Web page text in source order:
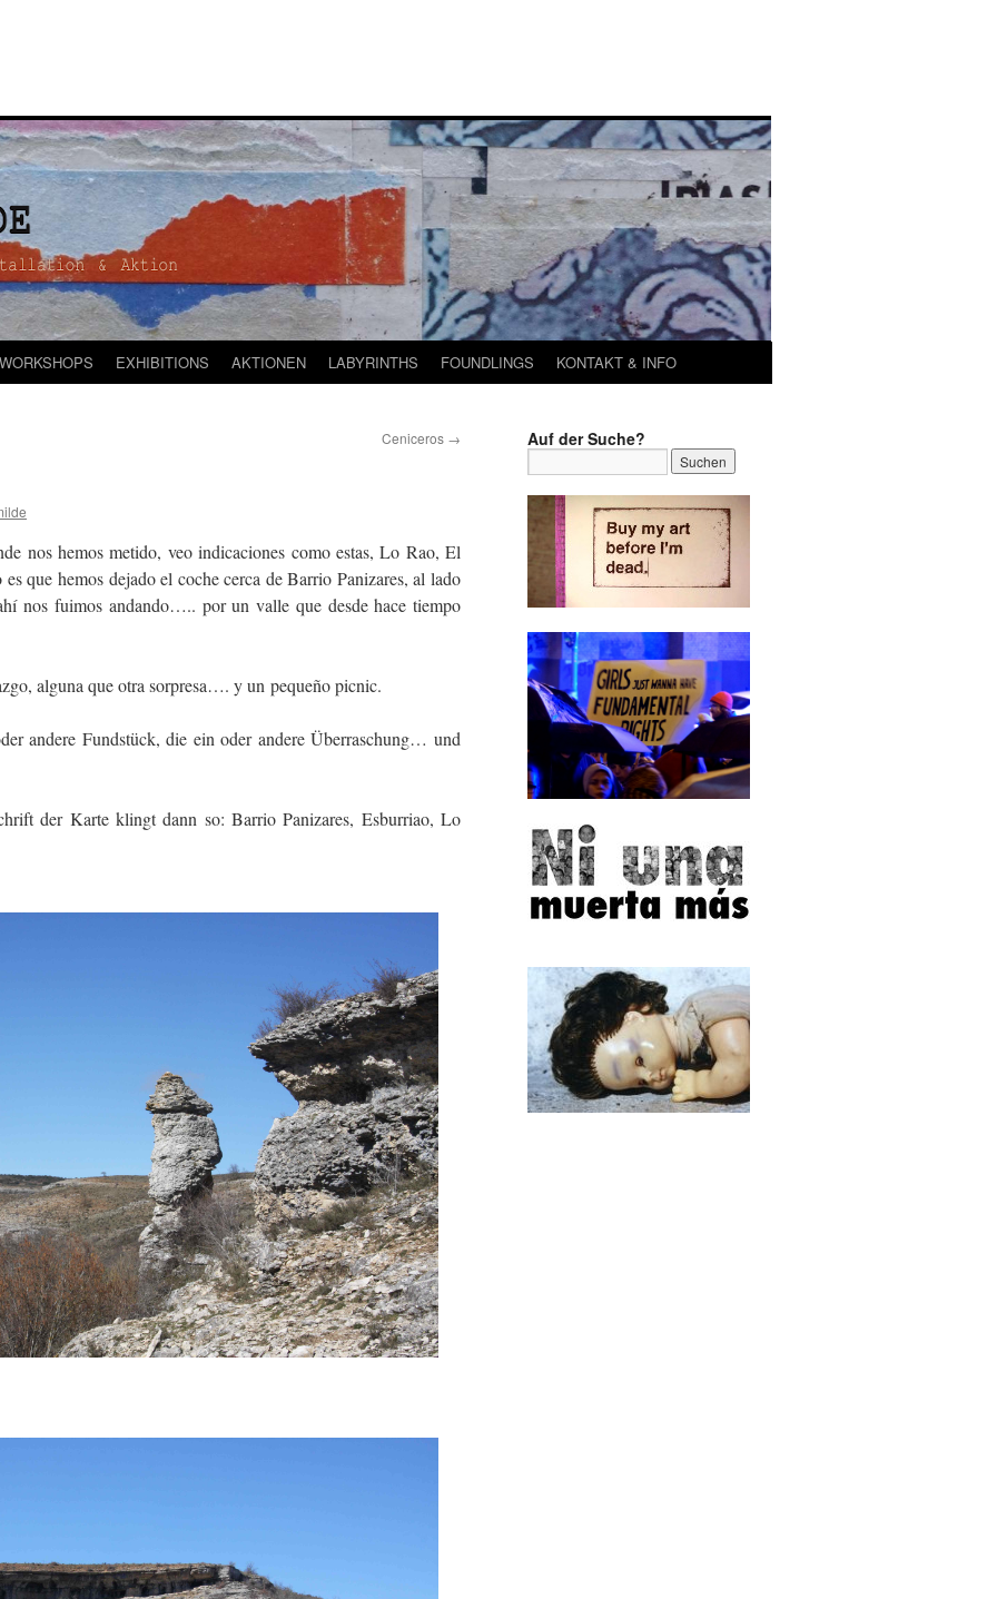
WORKSHOPS EXHIBITIONS AKTIONEN LABYRINTHS FOUNDLINGS KONTAKT & INFO
Ceniceros →
nos hemos metido, veo indicaciones como estas, Lo Rao, El
que hemos dejado el coche cerca de Barrio Panizares, al lado
nos fuimos andando….. por un valle que desde hace tiempo
alguna que otra sorpresa…. y un pequeño picnic.
andere Fundstück, die ein oder andere Überraschung… und
der Karte klingt dann so: Barrio Panizares, Esburriao, Lo
Auf der Suche?